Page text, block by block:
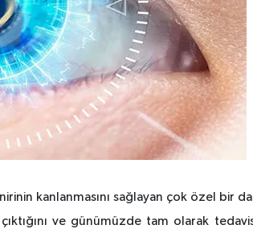
kanlanmasını sağlayan çok özel bir
ve günümüzde tam olarak